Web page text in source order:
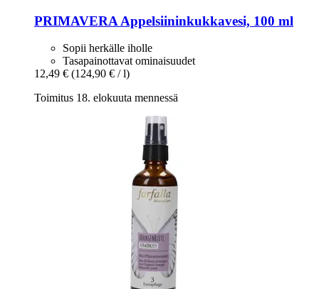
PRIMAVERA Appelsiininkukkavesi, 100 ml
Sopii herkälle iholle
Tasapainottavat ominaisuudet
12,49 € (124,90 € / l)
Toimitus 18. elokuuta mennessä